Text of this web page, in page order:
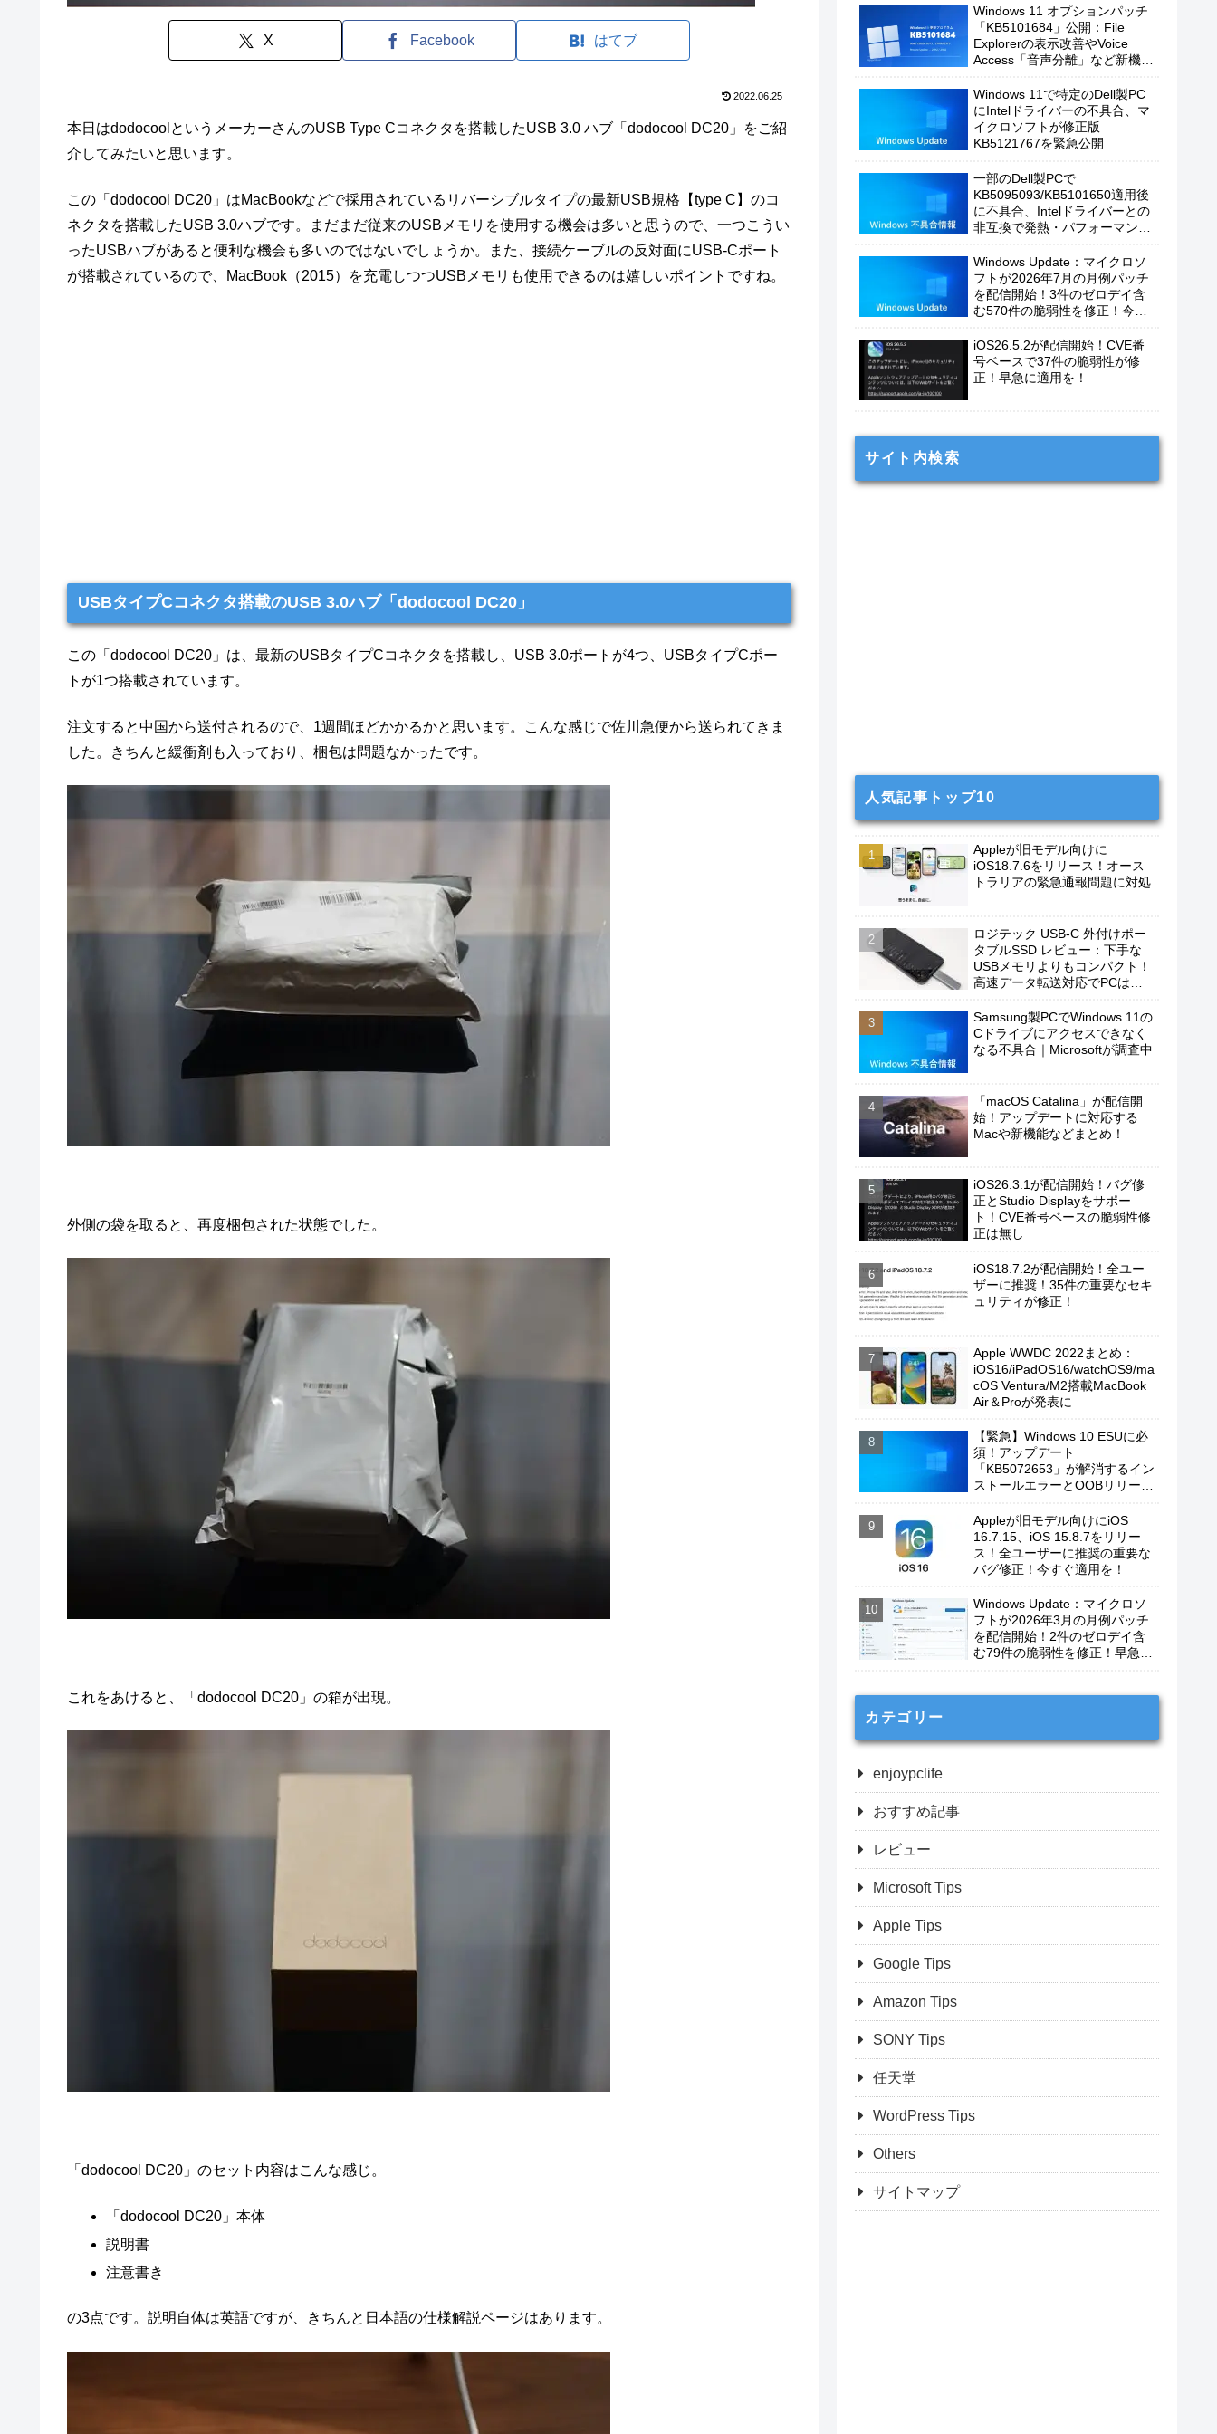
X Facebook はてブ
2022.06.25
本日はdodocoolというメーカーさんのUSB Type Cコネクタを搭載したUSB 3.0 ハブ「dodocool DC20」をご紹
介してみたいと思います。
この「dodocool DC20」はMacBookなどで採用されているリバーシブルタイプの最新USB規格【type C】のコ
ネクタを搭載したUSB 3.0ハブです。まだまだ従来のUSBメモリを使用する機会は多いと思うので、一つこうい
ったUSBハブがあると便利な機会も多いのではないでしょうか。また、接続ケーブルの反対面にUSB-Cポート
が搭載されているので、MacBook（2015）を充電しつつUSBメモリも使用できるのは嬉しいポイントですね。
USBタイプCコネクタ搭載のUSB 3.0ハブ「dodocool DC20」
この「dodocool DC20」は、最新のUSBタイプCコネクタを搭載し、USB 3.0ポートが4つ、USBタイプCポー
トが1つ搭載されています。
注文すると中国から送付されるので、1週間ほどかかるかと思います。こんな感じで佐川急便から送られてきま
した。きちんと緩衝剤も入っており、梱包は問題なかったです。
外側の袋を取ると、再度梱包された状態でした。
これをあけると、「dodocool DC20」の箱が出現。
「dodocool DC20」のセット内容はこんな感じ。
「dodocool DC20」本体
説明書
注意書き
の3点です。説明自体は英語ですが、きちんと日本語の仕様解説ページはあります。
Windows 11 オプションパッチ
「KB5101684」公開：File
Explorerの表示改善やVoice
Access「音声分離」など新機能
Windows 11で特定のDell製PC
にIntelドライバーの不具合、マ
イクロソフトが修正版
KB5121767を緊急公開
一部のDell製PCで
KB5095093/KB5101650適用後
に不具合、Intelドライバーとの
非互換で発熱・パフォーマンス
Windows Update：マイクロソ
フトが2026年7月の月例パッチ
を配信開始！3件のゼロデイ含
む570件の脆弱性を修正！今す
iOS26.5.2が配信開始！CVE番
号ベースで37件の脆弱性が修
正！早急に適用を！
サイト内検索
人気記事トップ10
Appleが旧モデル向けに
iOS18.7.6をリリース！オース
トラリアの緊急通報問題に対処
ロジテック USB-C 外付けポー
タブルSSD レビュー：下手な
USBメモリよりもコンパクト！
高速データ転送対応でPCは勿
もおすすめ！
Samsung製PCでWindows 11の
Cドライブにアクセスできなく
なる不具合｜Microsoftが調査中
「macOS Catalina」が配信開
始！アップデートに対応する
Macや新機能などまとめ！
iOS26.3.1が配信開始！バグ修
正とStudio Displayをサポー
ト！CVE番号ベースの脆弱性修
正は無し
iOS18.7.2が配信開始！全ユー
ザーに推奨！35件の重要なセキ
ュリティが修正！
Apple WWDC 2022まとめ：
iOS16/iPadOS16/watchOS9/ma
cOS Ventura/M2搭載MacBook
Air＆Proが発表に
【緊急】Windows 10 ESUに必
須！アップデート
「KB5072653」が解消するイン
ストールエラーとOOBリリース
Appleが旧モデル向けにiOS
16.7.15、iOS 15.8.7をリリー
ス！全ユーザーに推奨の重要な
バグ修正！今すぐ適用を！
Windows Update：マイクロソ
フトが2026年3月の月例パッチ
を配信開始！2件のゼロデイ含
む79件の脆弱性を修正！早急に
カテゴリー
enjoypclife
おすすめ記事
レビュー
Microsoft Tips
Apple Tips
Google Tips
Amazon Tips
SONY Tips
任天堂
WordPress Tips
Others
サイトマップ